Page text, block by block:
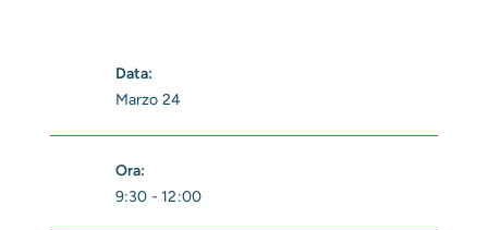
Data:
Marzo 24
Ora:
9:30 - 12:00